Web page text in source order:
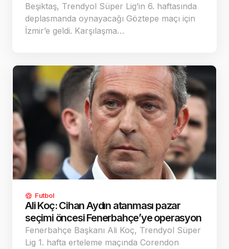
Beşiktaş, Trendyol Süper Lig’in 6. haftasında
deplasmanda oynayacağı Göztepe maçı için
İzmir’e geldi. Karşılaşma…
Futbol
Ali Koç: Cihan Aydın atanması pazar
seçimi öncesi Fenerbahçe’ye operasyon
Fenerbahçe Başkanı Ali Koç, Trendyol Süper
Lig 1. hafta erteleme maçında Corendon